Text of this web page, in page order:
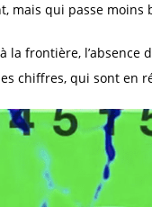
mais qui passe moins
la frontière,
chiffres, qui sont en